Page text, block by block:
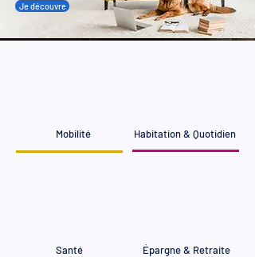
Je découvre
Mobilité Habitation & Quotidien
Santé Épargne & Retraite